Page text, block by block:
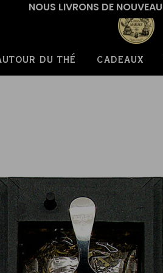
NOUS LIVRONS DE
DU THÉ CADEAUX